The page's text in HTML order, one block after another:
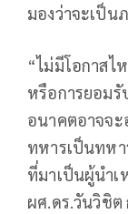
มองว่าจะเป็น
“ไม่มีโอกาสไ
หรือการยอมรั
อนาคตอาจจ
ทหารเป็นทห
ที่มาเป็นผู้นำเ
ผศ.ดร.วันวิชิต